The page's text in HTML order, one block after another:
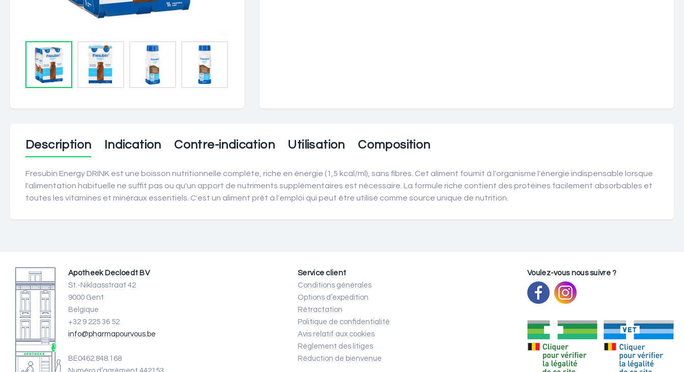
Description Indication Contre-indication Utilisation Composition
Fresubin Energy DRINK est une boisson nutritionnelle complète, riche en énergie (1,5 kcal/ml), sans fibres. Cet aliment fournit à l'organisme l'énergie indispensable lorsque
l'alimentation habituelle ne suffit pas ou qu'un apport de nutriments supplémentaires est nécessaire. La formule riche contient des protéines facilement absorbables et
toutes les vitamines et minéraux essentiels. C'est un aliment prêt à l'emploi qui peut être utilisé comme source unique de nutrition.
Apotheek Decloedt BV
St.-Niklaasstraat 42
9000 Gent
Belgique
+32 9 225 36 52
info@pharmapourvous.be
BE0462.848.168
Service client
Conditions générales
Options d’expédition
Rétractation
Politique de confidentialité
Avis relatif aux cookies
Règlement des litiges
Réduction de bienvenue
Voulez-vous nous suivre ?